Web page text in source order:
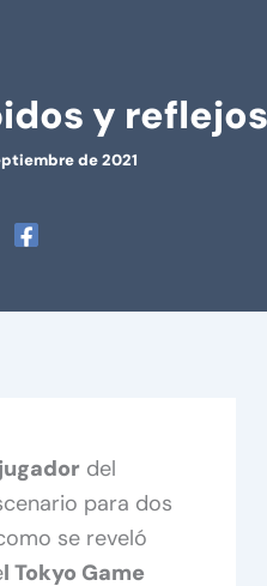
y
de 2021
del
para dos
se reveló
l Tokyo Game